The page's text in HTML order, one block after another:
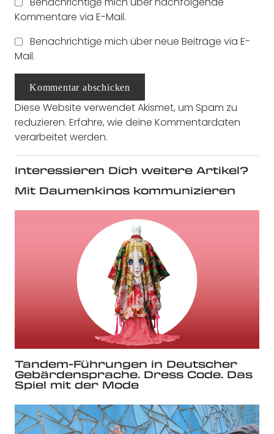
Kommentare via E-Mail.
Benachrichtige mich über neue Beiträge via E-
Mail.
Kommentar abschicken
Diese Website verwendet Akismet, um Spam zu
reduzieren. Erfahre, wie deine Kommentardaten
verarbeitet werden.
Interessieren Dich weitere Artikel?
Mit Daumenkinos kommunizieren
Tandem-Führungen in Deutscher
Gebärdensprache. Dress Code. Das
Spiel mit der Mode